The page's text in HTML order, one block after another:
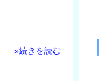
»続きを読む